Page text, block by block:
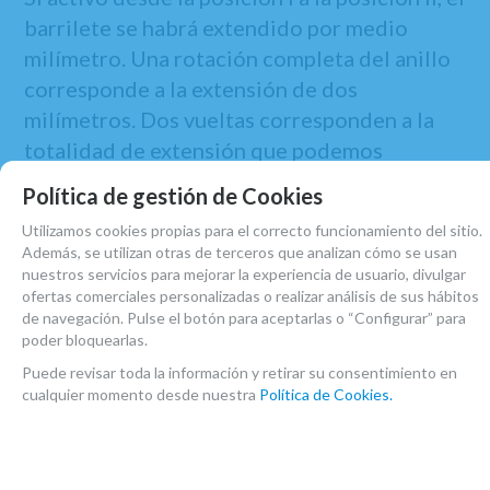
barrilete se habrá extendido por medio
milímetro. Una rotación completa del anillo
corresponde a la extensión de dos
milímetros. Dos vueltas corresponden a la
totalidad de extensión que podemos
obtener 4mm.
Barrilete Paulus & Schuler proporciona al
intérprete una gran seguridad de precisión y
no se mueve al tocar, por lo que es un
barrilete muy útil.
Está fabricado TODO en granadilla y la unión
entre ambas partes del barrilete, la cual
Política de gestión de Cookies
Utilizamos cookies propias para el correcto funcionamiento del sitio.
Además, se utilizan otras de terceros que analizan cómo se usan
nuestros servicios para mejorar la experiencia de usuario, divulgar
ofertas comerciales personalizadas o realizar análisis de sus hábitos
de navegación. Pulse el botón para aceptarlas o “Configurar” para
poder bloquearlas.
Puede revisar toda la información y retirar su consentimiento en
cualquier momento desde nuestra Política de Cookies.